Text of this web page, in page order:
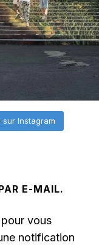
sur Instagram
E-MAIL.
vous
notification